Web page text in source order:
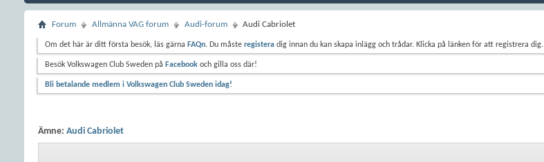
Forum Allmänna VAG forum Audi-forum Audi Cabriolet
Om det här är ditt första besök, läs gärna FAQn. Du måste registera dig innan du kan skapa inlägg och trådar. Klicka på länken för att registrera dig.
Besök Volkswagen Club Sweden på Facebook och gilla oss där!
Bli betalande medlem i Volkswagen Club Sweden idag!
Ämne: Audi Cabriolet